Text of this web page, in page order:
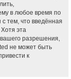
в любое время по
тем, что введённая
эта
разрешения,
не может быть
к